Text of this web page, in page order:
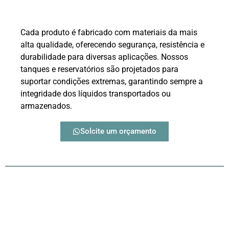
Cada produto é fabricado com materiais da mais
alta qualidade, oferecendo segurança, resistência e
durabilidade para diversas aplicações. Nossos
tanques e reservatórios são projetados para
suportar condições extremas, garantindo sempre a
integridade dos líquidos transportados ou
armazenados.
Solcite um orçamento